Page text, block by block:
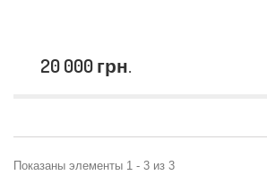
20 000 грн.
Показаны элементы 1 - 3 из 3